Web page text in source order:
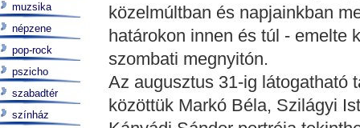
közelmúltban és napjainkban
határokon innen és túl - emelte
szombati megnyitón.
Az augusztus 31-ig látogatható
közöttük Markó Béla, Szilágyi
muzsika
népzene
pop-rock
pszicho
szabadtér
színház